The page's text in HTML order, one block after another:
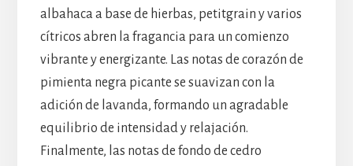
albahaca a base de hierbas, petitgrain y varios
cítricos abren la fragancia para un comienzo
vibrante y energizante. Las notas de corazón de
pimienta negra picante se suavizan con la
adición de lavanda, formando un agradable
equilibrio de intensidad y relajación.
Finalmente, las notas de fondo de cedro